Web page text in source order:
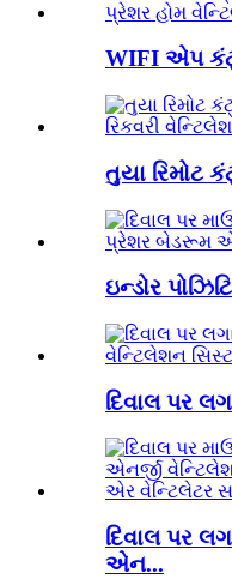
WIFI એપ
તુયા રિમોટ
ઇન્ડોર
દિવાલ પર
દિવાલ પર
એન...